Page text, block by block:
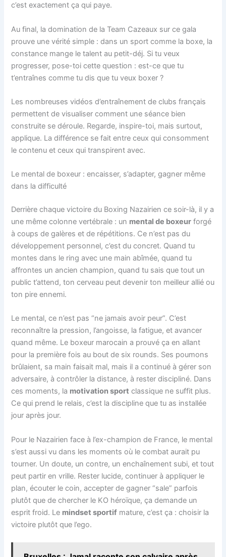
c’est exactement ça qui paye.
Au final, la domination de la Team Cazeaux sur ce gala
prouve une vérité simple : dans un sport comme la boxe, la
constance mange le talent au petit-déj. Si tu veux
progresser, pose-toi cette question : est-ce que tu
t’entraînes comme tu dis que tu veux boxer ?
Les nombreuses vidéos d’entraînement de clubs français
permettent de visualiser comment une séance bien
construite se déroule. Regarde, inspire-toi, mais surtout,
applique. La différence se fait entre ceux qui consomment
le contenu et ceux qui transpirent avec.
Le mental de boxeur : encaisser, s’adapter, gagner même
dans la difficulté
Derrière chaque victoire du Boxing Nazairien ce soir-là, il y a
une même colonne vertébrale : un mental de boxeur forgé
à coups de galères et de répétitions. Ce n’est pas du
développement personnel, c’est du concret. Quand tu
montes dans le ring avec une main abîmée, quand tu
affrontes un ancien champion, quand tu sais que tout un
public t’attend, ton cerveau peut devenir ton meilleur allié ou
ton pire ennemi.
Le mental, ce n’est pas “ne jamais avoir peur”. C’est
reconnaître la pression, l’angoisse, la fatigue, et avancer
quand même. Le boxeur marocain a prouvé ça en allant
pour la première fois au bout de six rounds. Ses poumons
brûlaient, sa main faisait mal, mais il a continué à gérer son
adversaire, à contrôler la distance, à rester discipliné. Dans
ces moments, la motivation sport classique ne suffit plus.
Ce qui prend le relais, c’est la discipline que tu as installée
jour après jour.
Pour le Nazairien face à l’ex-champion de France, le mental
s’est aussi vu dans les moments où le combat aurait pu
tourner. Un doute, un contre, un enchaînement subi, et tout
peut partir en vrille. Rester lucide, continuer à appliquer le
plan, écouter le coin, accepter de gagner “sale” parfois
plutôt que de chercher le KO héroïque, ça demande un
esprit froid. Le mindset sportif mature, c’est ça : choisir la
victoire plutôt que l’ego.